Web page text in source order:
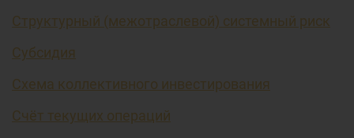
Структурный (межотраслевой) системный риск
Субсидия
Схема коллективного инвестирования
Счёт текущих операций